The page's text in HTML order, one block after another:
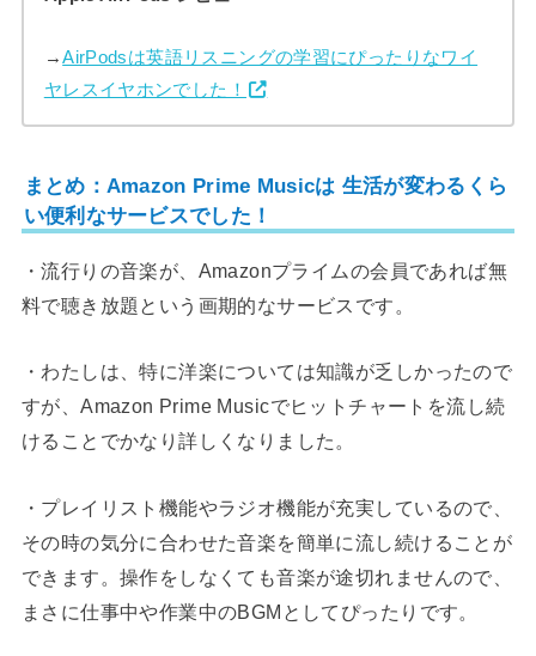
→AirPodsは英語リスニングの学習にぴったりなワイ
ヤレスイヤホンでした！
まとめ：Amazon Prime Musicは 生活が変わるくら
い便利なサービスでした！
・流行りの音楽が、Amazonプライムの会員であれば無
料で聴き放題という画期的なサービスです。
・わたしは、特に洋楽については知識が乏しかったので
すが、Amazon Prime Musicでヒットチャートを流し続
けることでかなり詳しくなりました。
・プレイリスト機能やラジオ機能が充実しているので、
その時の気分に合わせた音楽を簡単に流し続けることが
できます。操作をしなくても音楽が途切れませんので、
まさに仕事中や作業中のBGMとしてぴったりです。